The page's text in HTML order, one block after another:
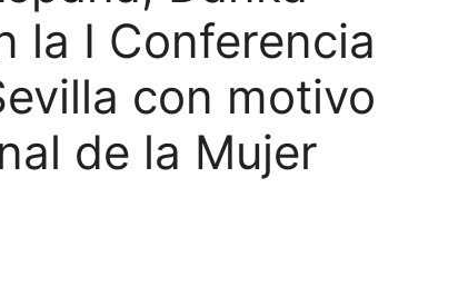
la I Conferencia
con motivo
de la Mujer